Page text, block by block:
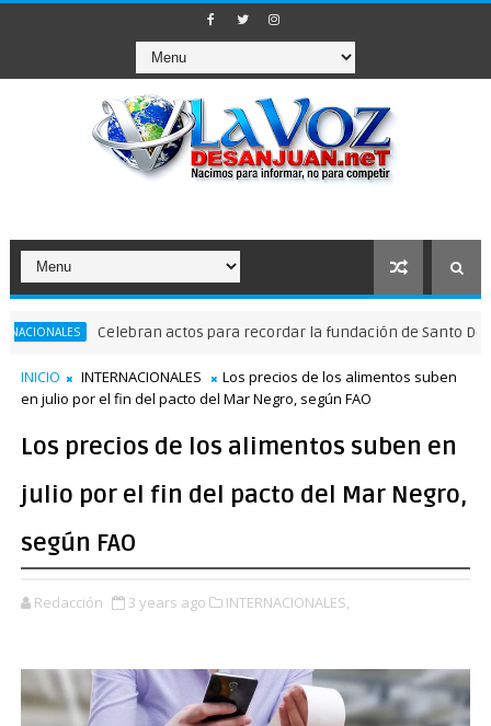
Celebran actos para recordar la fundación de Santo Domingo
INICIO INTERNACIONALES
Los precios de los alimentos suben
en julio por el fin del pacto del Mar Negro, según FAO
Los precios de los alimentos suben en
julio por el fin del pacto del Mar Negro,
según FAO
Redacción 3 years ago INTERNACIONALES,